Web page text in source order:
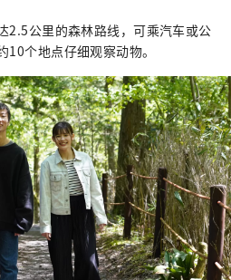
2.5公里的森林路线，可乘汽车或公
个地点仔细观察动物。